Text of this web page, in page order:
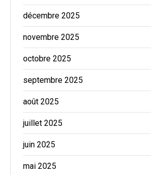
décembre 2025
novembre 2025
octobre 2025
septembre 2025
août 2025
juillet 2025
juin 2025
mai 2025